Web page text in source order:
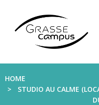
HOME
STUDIO AU CALME